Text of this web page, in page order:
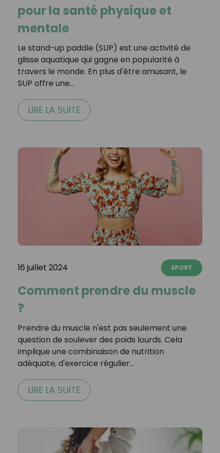
pour la santé physique et
mentale
Le stand-up paddle (SUP) est une activité de
glisse aquatique qui gagne en popularité à
travers le monde. En plus d'être amusant, le
SUP offre une…
LIRE LA SUITE
16 juillet 2024 SPORT
Comment prendre du muscle
?
Prendre du muscle n'est pas seulement une
question de soulever des poids lourds. Cela
implique une combinaison de nutrition
adéquate, d'exercice régulier…
LIRE LA SUITE